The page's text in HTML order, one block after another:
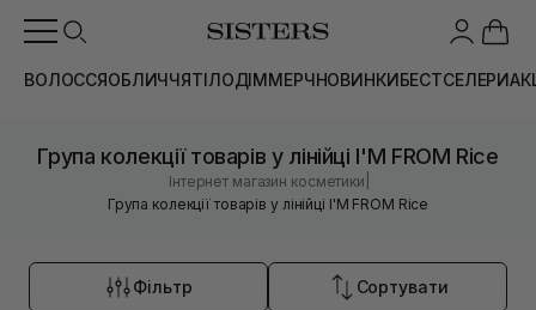
ВОЛОССЯОБЛИЧЧЯТІЛОДІММЕРЧНОВИНКИБЕСТСЕЛЕРИ
Група колекції товарів у лінійці I'M FROM Rice
Інтернет магазин косметики
Група колекції товарів у лінійці I'M FROM Rice
Фільтр Сортувати